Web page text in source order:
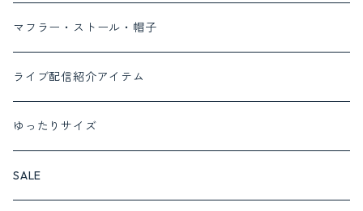
ブラウス
デニム
パンツ
ワンピース
セットアップ対応商品
セットアップ
cafune set 1
フォーマルにおすすめ
MONILE
Lalliamu
c.c.cross
SUGARROSE
パンプス
サンダル
ブーツ
スニーカー
マフラー・ストール・帽子
ライブ配信紹介アイテム
ゆったりサイズ
SALE